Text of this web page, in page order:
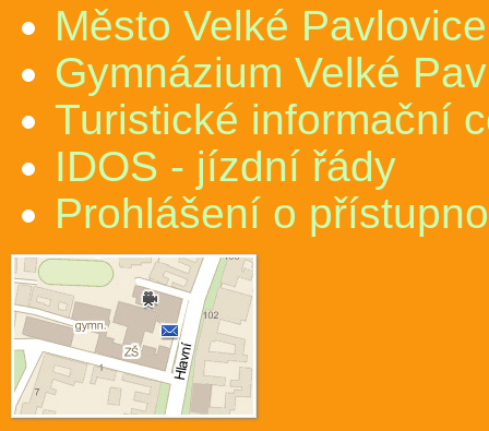
Město Velké Pavlovice
Gymnázium Velké
Turistické informační
IDOS - jízdní řády
Prohlášení o